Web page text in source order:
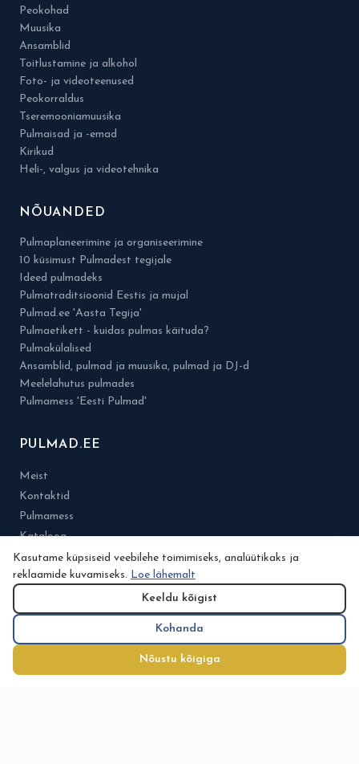
Peokohad
Muusika
Ansamblid
Toitlustamine ja alkohol
Foto- ja videoteenused
Peokorraldus
Tseremooniamuusika
Pulmaisad ja -emad
Kirikud
Heli-, valgus ja videotehnika
NÕUANDED
Pulmaplaneerimine ja organiseerimine
10 küsimust Pulmadest tegijale
Ideed pulmadeks
Pulmatraditsioonid Eestis ja mujal
Pulmad.ee 'Aasta Tegija'
Pulmaetikett - kuidas pulmas käituda?
Pulmakülalised
Ansamblid, pulmad ja muusika, pulmad ja DJ-d
Meelelahutus pulmades
Pulmamess 'Eesti Pulmad'
PULMAD.EE
Meist
Kontaktid
Pulmamess
Kataloog
Eelarve
Nõuanded
Planeerimine
Abielu.ee
Kasutame küpsiseid veebilehe toimimiseks, analüütikaks ja
reklaamide kuvamiseks. Loe lähemalt
Keeldu kõigist
Kohanda
Nõustu kõigiga